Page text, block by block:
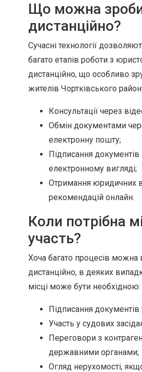
Що можна
дистанційно?
Сучасні технології
багато етапів роботи з
дистанційно, що особливо
жителів Чортківського
Консультації через
Обмін документами
електронну пошту;
Підписання документів
електронному вигляді;
Отримання юридичних
рекомендацій онлайн.
Коли потрібна
участь?
Хоча багато процесів можна
дистанційно, в деяких
місці може бути необхідною:
Підписання документів
Участь у судових
Переговори з
державними органами;
Огляд нерухомості,